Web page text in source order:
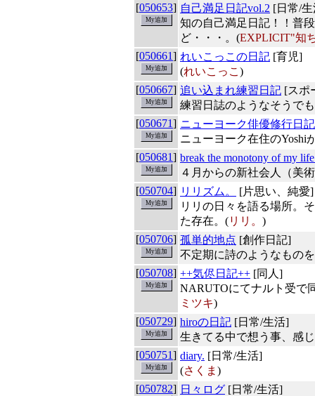
[050653] 自己満足日記vol.2 [日常/
知の自己満足日記！！普
ど・・・。(EXPLICIT"知
[050661] れいこっこの日記 [育児]
(れいこっこ )
[050667] 追い込まれ練習日記 [スポ
練習日誌のようなそうで
[050671] ニューヨーク俳優修行日記
ニューヨーク在住のYoshi
[050681] break the monotony of my
４月からの新社会人（美
[050704] リリズム。
[片思い、純愛]
リリの日々を語る場所。
た存在。(リリ。 )
[050706] 孤単的地点 [創作日記]
不定期に詩のようなもの
[050708] ++気侭日記++ [同人]
NARUTOにてナルト受で
ミツキ)
[050729] hiroの日記 [日常/生活]
生きてる中で想う事、感
[050751] diary. [日常/生活]
(さくま )
[050782] 日々ログ [日常/生活]